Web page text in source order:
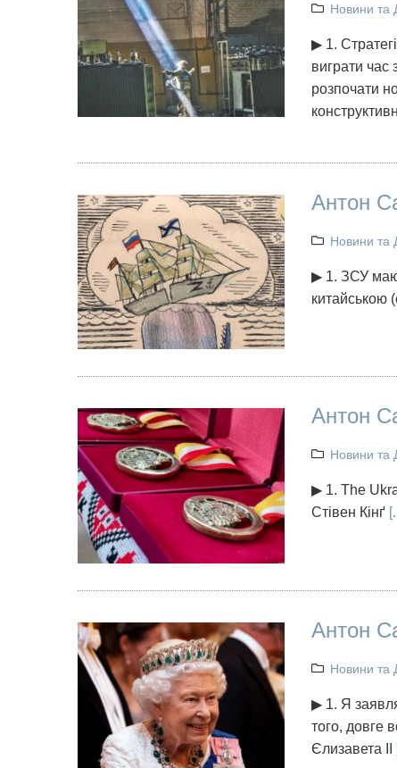
Новини та
▶ 1.
виграти час
розпочати
Антон
Новини та
▶ 1. ЗСУ
китайською
Антон
Новини та
▶ 1. The
Стівен Кінґ
Антон
Новини та
▶ 1. Я
того, довге
Єлизавета ІІ